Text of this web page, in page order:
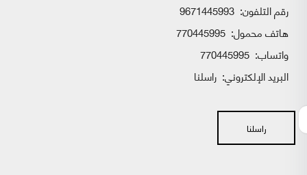
رقم التلفون: 9671445993
هاتف محمول: 770445995
واتساب:
البريد الإلكتروني: راسلنا
راسلنا